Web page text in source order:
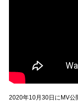
2020年10月30日にMV公